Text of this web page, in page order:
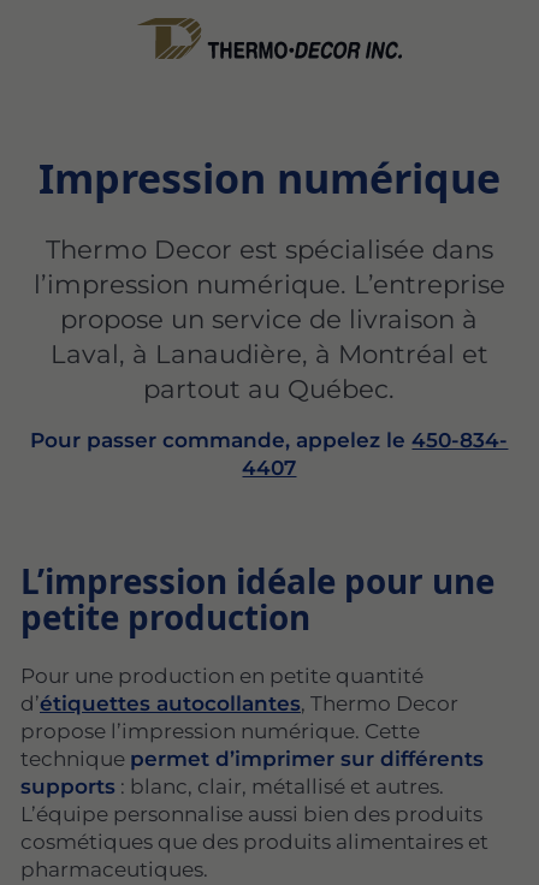
Impression numérique
Thermo Decor est spécialisée dans
l’impression numérique. L’entreprise
propose un service de livraison à
Laval, à Lanaudière, à Montréal et
partout au Québec.
Pour passer commande, appelez le450-834-
4407
L’impression idéale pour une
petite production
Pour une production en petite quantité
d’étiquettes autocollantes, Thermo Decor
propose l’impression numérique. Cette
technique permet d’imprimer sur différents
supports : blanc, clair, métallisé et autres.
L’équipe personnalise aussi bien des produits
cosmétiques que des produits alimentaires et
pharmaceutiques.